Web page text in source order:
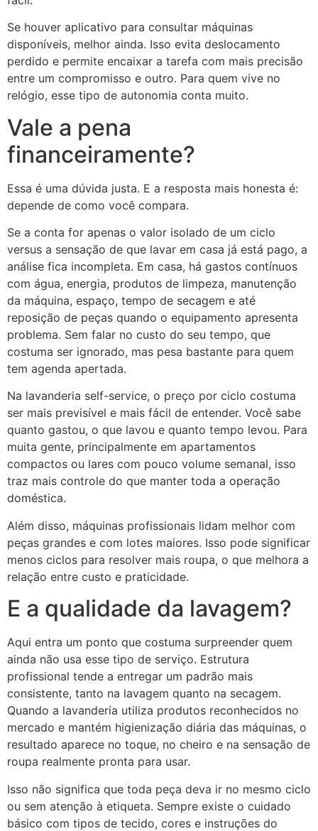
Se houver aplicativo para consultar máquinas
disponíveis, melhor ainda. Isso evita deslocamento
perdido e permite encaixar a tarefa com mais precisão
entre um compromisso e outro. Para quem vive no
relógio, esse tipo de autonomia conta muito.
Vale a pena
financeiramente?
Essa é uma dúvida justa. E a resposta mais honesta é:
depende de como você compara.
Se a conta for apenas o valor isolado de um ciclo
versus a sensação de que lavar em casa já está pago, a
análise fica incompleta. Em casa, há gastos contínuos
com água, energia, produtos de limpeza, manutenção
da máquina, espaço, tempo de secagem e até
reposição de peças quando o equipamento apresenta
problema. Sem falar no custo do seu tempo, que
costuma ser ignorado, mas pesa bastante para quem
tem agenda apertada.
Na lavanderia self-service, o preço por ciclo costuma
ser mais previsível e mais fácil de entender. Você sabe
quanto gastou, o que lavou e quanto tempo levou. Para
muita gente, principalmente em apartamentos
compactos ou lares com pouco volume semanal, isso
traz mais controle do que manter toda a operação
doméstica.
Além disso, máquinas profissionais lidam melhor com
peças grandes e com lotes maiores. Isso pode significar
menos ciclos para resolver mais roupa, o que melhora a
relação entre custo e praticidade.
E a qualidade da lavagem?
Aqui entra um ponto que costuma surpreender quem
ainda não usa esse tipo de serviço. Estrutura
profissional tende a entregar um padrão mais
consistente, tanto na lavagem quanto na secagem.
Quando a lavanderia utiliza produtos reconhecidos no
mercado e mantém higienização diária das máquinas, o
resultado aparece no toque, no cheiro e na sensação de
roupa realmente pronta para usar.
Isso não significa que toda peça deva ir no mesmo ciclo
ou sem atenção à etiqueta. Sempre existe o cuidado
básico com tipos de tecido, cores e instruções do